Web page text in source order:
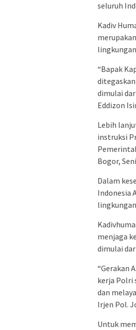
seluruh
Kadiv
“Bapak
dimulai
Eddizon
Lebih
instruksi
Bogor,
Dalam
Indonesia
menjaga
dimulai
“Gerakan
kerja Polri
dan
Irjen Pol.
Untuk